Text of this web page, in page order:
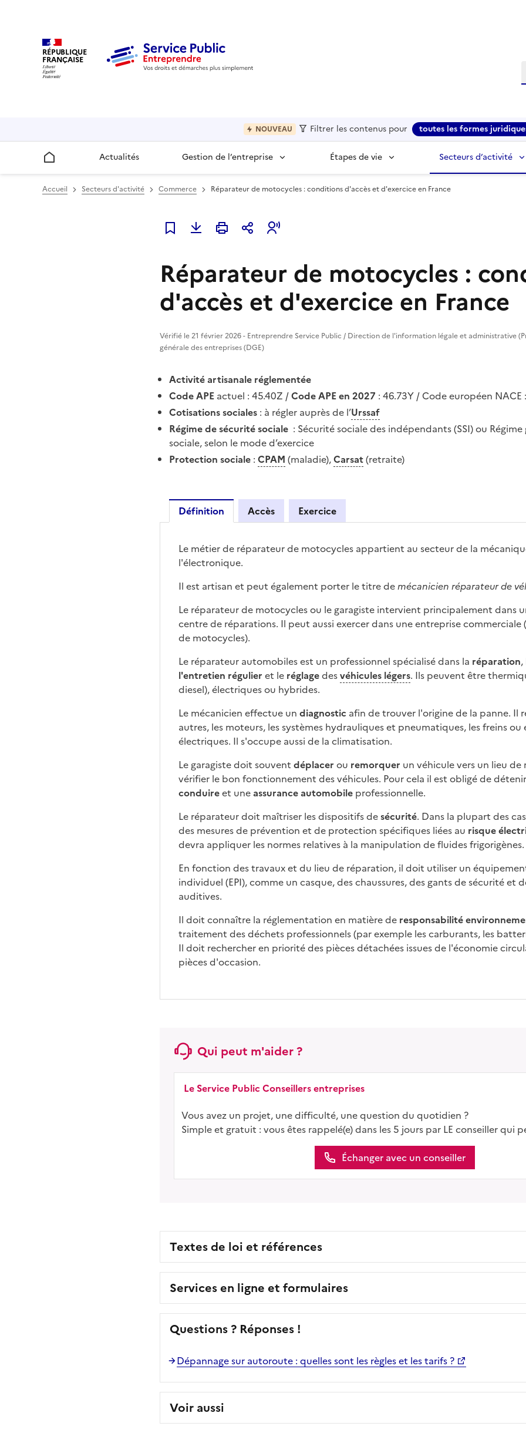
RÉPUBLIQUE
FRANÇAISE
NOUVEAU Filtrer les contenus pour toutes les formes
Accueil Actualités Gestion de l’entreprise Étapes de vie Secteurs d’activité
Accueil Secteurs d'activité Commerce Réparateur de motocycles : conditions d'accès et d'exercice en France
Ajouter à mes favoris
Réparateur de motocycles :
d'accès et d'exercice en France
Vérifié le 21 février 2026 - Entreprendre Service Public / Direction de l'information légale et administrative
générale des entreprises (DGE)
Activité artisanale réglementée
Code APE actuel : 45.40Z /Code APE en 2027 : 46.73Y / Code européen NACE
Cotisations sociales : à régler auprès de l’Urssaf
Régime de sécurité sociale : Sécurité sociale des indépendants (SSI) ou
sociale, selon le mode d’exercice
Protection sociale : CPAM (maladie),Carsat(retraite)
Définition Accès Exercice
Définition
Le métier de réparateur de motocycles appartient au secteur de la
l'électronique.
Il est artisan et peut également porter le titre demécanicien réparateur de
Le réparateur de motocycles ou le garagiste intervient principalement dans
centre de réparations. Il peut aussi exercer dans une entreprise commerciale
de motocycles).
Le réparateur automobiles est un professionnel spécialisé dans la réparation,
l'entretien régulier et le réglagedesvéhicules légers. Ils peuvent être
diesel), électriques ou hybrides.
Le mécanicien effectue un diagnostic afin de trouver l'origine de la panne. Il
autres, les moteurs, les systèmes hydrauliques et pneumatiques, les freins ou
électriques. Il s'occupe aussi de la climatisation.
Le garagiste doit souvent déplacer ou remorquer un véhicule vers un lieu
vérifier le bon fonctionnement des véhicules. Pour cela il est obligé de
conduireet uneassurance automobile professionnelle.
Le réparateur doit maîtriser les dispositifs desécurité. Dans la plupart des
des mesures de prévention et de protection spécifiques liées au risque
devra appliquer les normes relatives à la manipulation de fluides frigorigènes.
En fonction des travaux et du lieu de réparation, il doit utiliser un
individuel (EPI), comme un casque, des chaussures, des gants de sécurité et
auditives.
Il doit connaître la réglementation en matière de responsabilité
traitement des déchets professionnels (par exemple les carburants, les
Il doit rechercher en priorité des pièces détachées issues de l'économie
pièces d'occasion.
Qui peut m'aider ?
Le Service Public Conseillers entreprises
Vous avez un projet, une difficulté, une question du quotidien ?
Simple et gratuit : vous êtes rappelé(e) dans les 5 jours par LE conseiller qui
Échanger avec un conseiller
Textes de loi et références
Services en ligne et formulaires
Questions ? Réponses !
Dépannage sur autoroute : quelles sont les règles et les tarifs ?
Voir aussi